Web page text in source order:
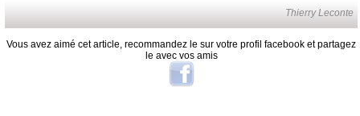
Thierry Leconte
Vous avez aimé cet article, recommandez le sur votre profil facebook et partagez
le avec vos amis